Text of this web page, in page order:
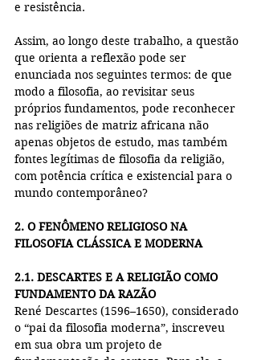
e resistência.
Assim, ao longo deste trabalho, a questão
que orienta a reflexão pode ser
enunciada nos seguintes termos: de que
modo a filosofia, ao revisitar seus
próprios fundamentos, pode reconhecer
nas religiões de matriz africana não
apenas objetos de estudo, mas também
fontes legítimas de filosofia da religião,
com potência crítica e existencial para o
mundo contemporâneo?
2. O FENÔMENO RELIGIOSO NA
FILOSOFIA CLÁSSICA E MODERNA
2.1. DESCARTES E A RELIGIÃO COMO
FUNDAMENTO DA RAZÃO
René Descartes (1596–1650), considerado
o “pai da filosofia moderna”, inscreveu
em sua obra um projeto de